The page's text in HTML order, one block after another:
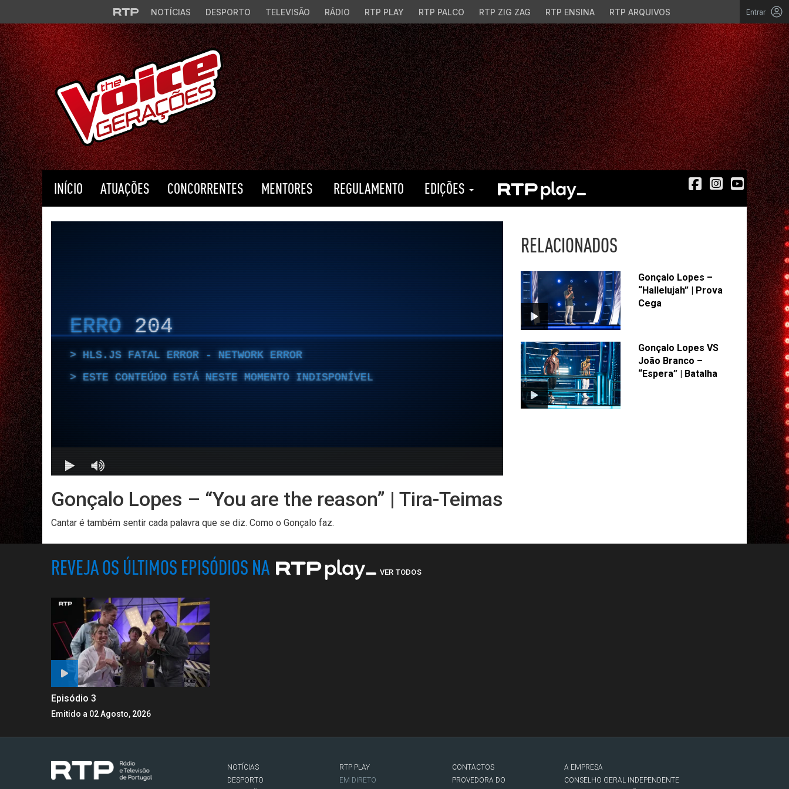
Saltar para o conteúdo principal
NOTÍCIAS DESPORTO TELEVISÃO RÁDIO RTP PLAY RTP PALCO RTP ZIG ZAG RTP ENSINA RTP ARQUIVOS Entrar
INÍCIO ATUAÇÕES CONCORRENTES MENTORES REGULAMENTO EDIÇÕES
Gonçalo Lopes – “You are the reason” | Tira-Teimas
Cantar é também sentir cada palavra que se diz. Como o Gonçalo faz.
RELACIONADOS
Gonçalo Lopes –
“Hallelujah” | Prova
Cega
Gonçalo Lopes VS
João Branco –
“Espera” | Batalha
REVEJA OS ÚLTIMOS EPISÓDIOS NA VER TODOS
Episódio 3
Emitido a 02 Agosto, 2026
NOTÍCIAS
DESPORTO
RTP PLAY
EM DIRETO
CONTACTOS
PROVEDORA DO
A EMPRESA
CONSELHO GERAL INDEPENDENTE